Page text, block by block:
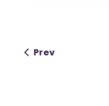
Prev